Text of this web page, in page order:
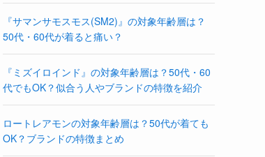
『サマンサモスモス(SM2)』の対象年齢層は？
50代・60代が着ると痛い？
『ミズイロインド』の対象年齢層は？50代・60
代でもOK？似合う人やブランドの特徴を紹介
ロートレアモンの対象年齢層は？50代が着ても
OK？ブランドの特徴まとめ